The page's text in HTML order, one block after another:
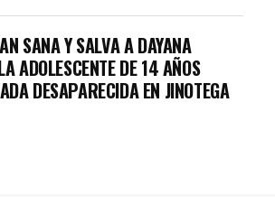
SANA Y SALVA A DAYANA
ADOLESCENTE DE 14 AÑOS
DESAPARECIDA EN JINOTEGA